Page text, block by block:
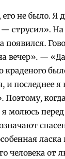
не было. Я
струсил».
появился.
вечер». —
краденого
и последнее
Поэтому,
я молюсь
человека от